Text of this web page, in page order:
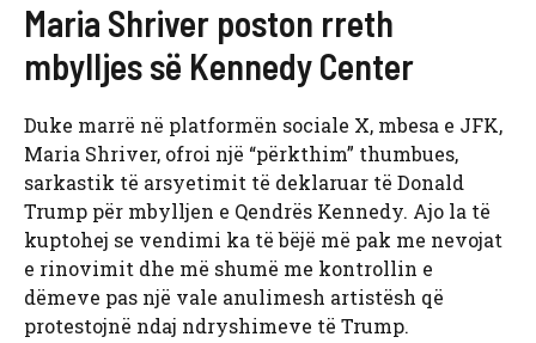
Maria Shriver poston rreth
mbylljes së Kennedy Center
Duke marrë në platformën sociale X, mbesa e JFK,
Maria Shriver, ofroi një “përkthim” thumbues,
sarkastik të arsyetimit të deklaruar të Donald
Trump për mbylljen e Qendrës Kennedy. Ajo la të
kuptohej se vendimi ka të bëjë më pak me nevojat
e rinovimit dhe më shumë me kontrollin e
dëmeve pas një vale anulimesh artistësh që
protestojnë ndaj ndryshimeve të Trump.